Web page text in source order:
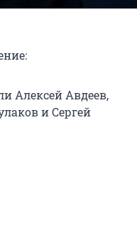
Алексей Авдеев,
и Сергей